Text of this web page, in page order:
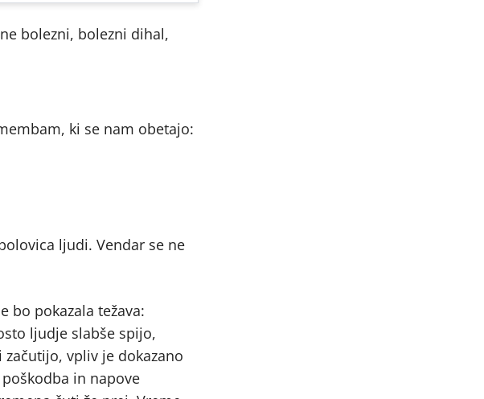
bolezni, bolezni dihal,
ki se nam obetajo:
ljudi. Vendar se ne
bo pokazala težava:
ljudje slabše spijo,
vpliv je dokazano
in napove